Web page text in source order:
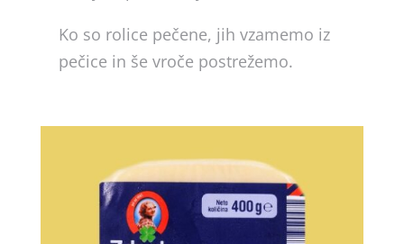
Ko so rolice pečene, jih vzamemo iz
pečice in še vroče postrežemo.